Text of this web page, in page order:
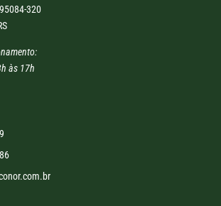
320
às 17h